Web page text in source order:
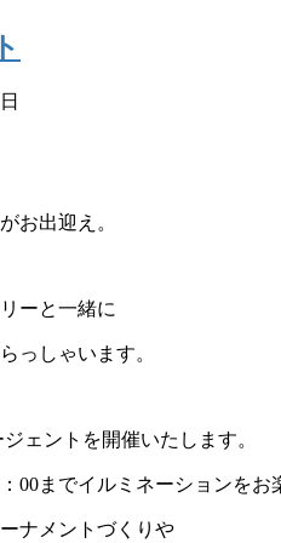
お出迎え。
ーと一緒に
っしゃいます。
ェントを開催いたします。
00までイルミネーションをお
ナメントづくりや